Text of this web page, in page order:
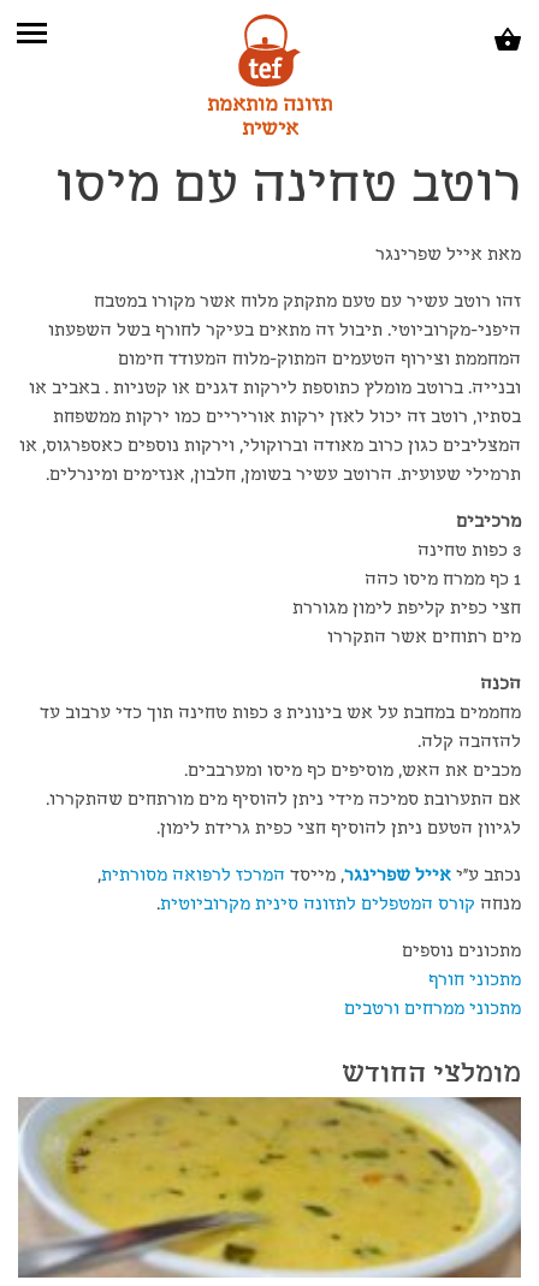
תזונה מותאמת
אישית
רוטב טחינה עם מיסו
מאת אייל שפרינגר
זהו רוטב עשיר עם טעם מתקתק מלוח אשר מקורו במטבח
היפני-מקרוביוטי. תיבול זה מתאים בעיקר לחורף בשל השפעתו
המחממת וצירוף הטעמים המתוק-מלוח המעודד חימום
ובנייה. ברוטב מומלץ כתוספת לירקות דגנים או קטניות . באביב או
בסתיו, רוטב זה יכול לאזן ירקות אוריריים כמו ירקות ממשפחת
המצליבים כגון כרוב מאודה וברוקולי, וירקות נוספים כאספרגוס, או
תרמילי שעועית. הרוטב עשיר בשומן, חלבון, אנזימים ומינרלים.
מרכיבים
3 כפות טחינה
1 כף ממרח מיסו כהה
חצי כפית קליפת לימון מגוררת
מים רתוחים אשר התקררו
הכנה
מחממים במחבת על אש בינונית 3 כפות טחינה תוך כדי ערבוב עד
להזהבה קלה.
מכבים את האש, מוסיפים כף מיסו ומערבבים.
אם התערובת סמיכה מידי ניתן להוסיף מים מורתחים שהתקררו.
לגיוון הטעם ניתן להוסיף חצי כפית גרידת לימון.
נכתב ע"י אייל שפרינגר, מייסד המרכז לרפואה מסורתית,
מנחה קורס המטפלים לתזונה סינית מקרוביוטית.
מתכונים נוספים
מתכוני חורף
מתכוני ממרחים ורטבים
מומלצי החודש